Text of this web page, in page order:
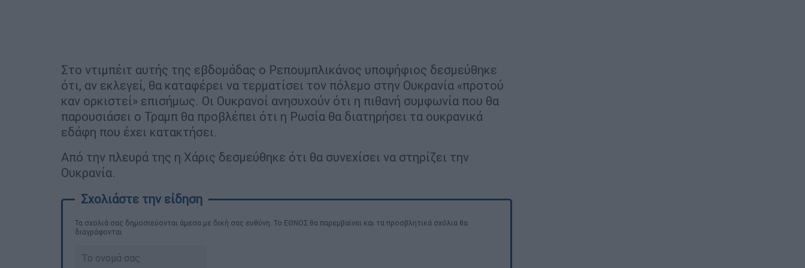
Στο ντιμπέιτ αυτής της εβδομάδας ο Ρεπουμπλικάνος υποψήφιος δεσμεύθηκε
ότι, αν εκλεγεί, θα καταφέρει να τερματίσει τον πόλεμο στην Ουκρανία «προτού
καν ορκιστεί» επισήμως. Οι Ουκρανοί ανησυχούν ότι η πιθανή συμφωνία που θα
παρουσιάσει ο Τραμπ θα προβλέπει ότι η Ρωσία θα διατηρήσει τα ουκρανικά
εδάφη που έχει κατακτήσει.
Από την πλευρά της η Χάρις δεσμεύθηκε ότι θα συνεχίσει να στηρίζει την
Ουκρανία.
Τα σχολιά σας δημοσιεύονται άμεσα με δική σας ευθύνη. Το ΕΘΝΟΣ θα παρεμβαίνει και τα προσβλητικά σχόλια θα
διαγράφονται